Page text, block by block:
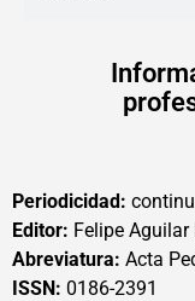
Periodicidad:
Editor: Felipe Aguilar
Abreviatura: Acta
ISSN: 0186-2391